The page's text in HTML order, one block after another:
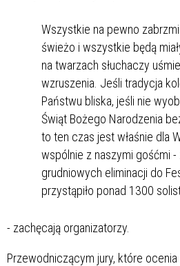
Wszystkie na pewno
świeżo i wszystkie będą
na twarzach słuchaczy
wzruszenia. Jeśli tradycja
Państwu bliska, jeśli nie
Świąt Bożego Narodzenia
to ten czas jest właśnie dla
wspólnie z naszymi gośćmi
grudniowych eliminacji do
przystąpiło ponad 1300
- zachęcają organizatorzy.
Przewodniczącym jury, które